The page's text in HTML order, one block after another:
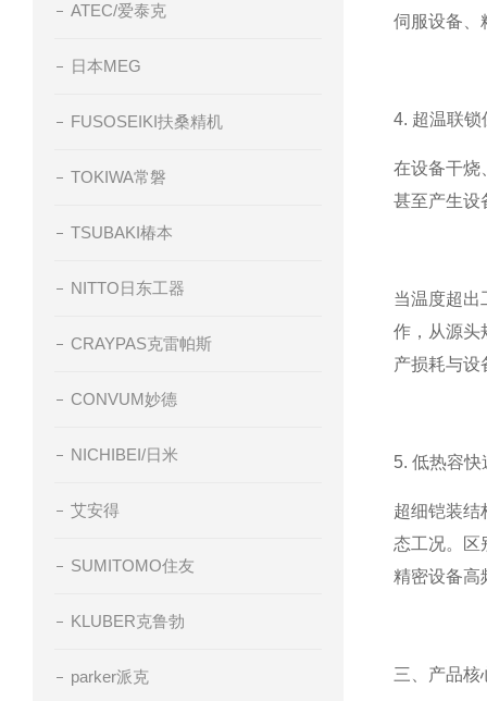
ATEC/爱泰克
日本MEG
FUSOSEIKI扶桑精机
TOKIWA常磐
TSUBAKI椿本
NITTO日东工器
CRAYPAS克雷帕斯
CONVUM妙德
NICHIBEI/日米
艾安得
SUMITOMO住友
KLUBER克鲁勃
parker派克
伺服设备、
4. 超温联锁
在设备干烧
甚至产生设
当温度超出
作，从源头
产损耗与设
5. 低热容
超细铠装结
态工况。区
精密设备高
三、产品核